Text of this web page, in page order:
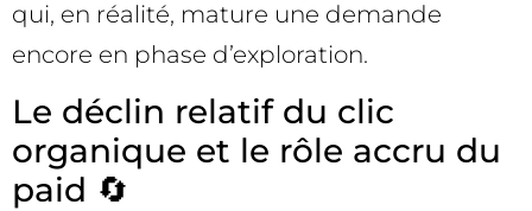
qui, en réalité, mature une demande
encore en phase d’exploration.
Le déclin relatif du clic
organique et le rôle accru du
paid 🔄